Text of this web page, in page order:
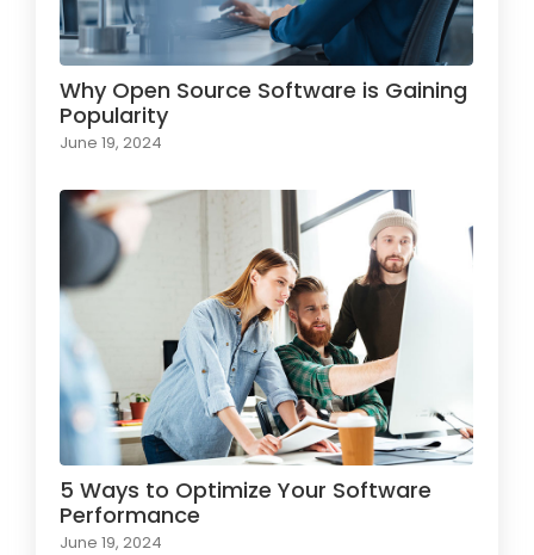
Why Open Source Software is Gaining
Popularity
June 19, 2024
5 Ways to Optimize Your Software
Performance
June 19, 2024